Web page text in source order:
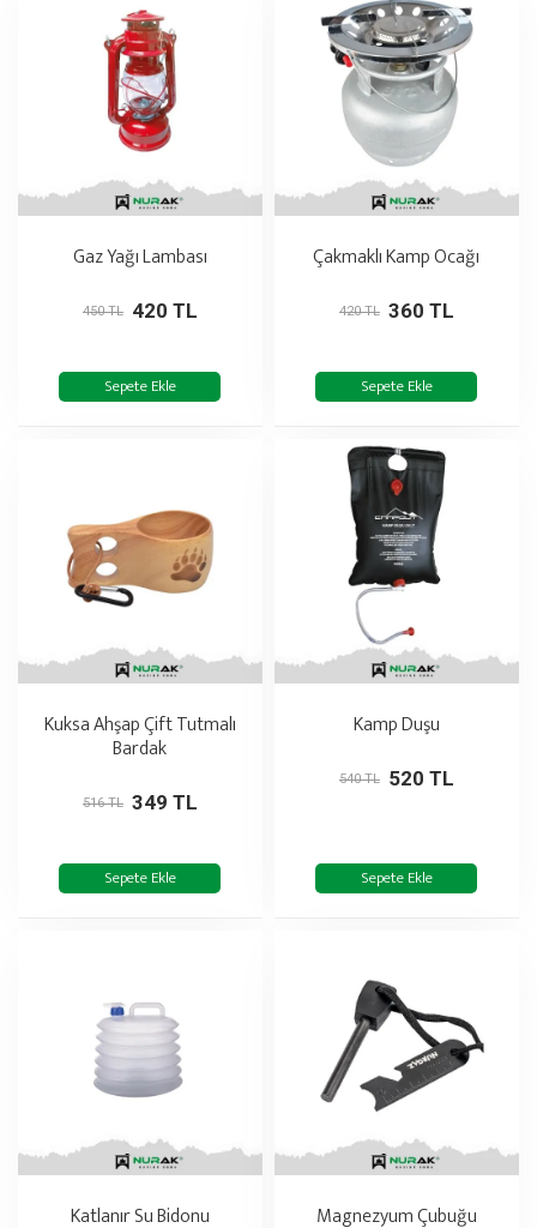
Gaz Yağı Lambası
420 TL
450 TL
Sepete Ekle
Çakmaklı Kamp Ocağı
360 TL
420 TL
Sepete Ekle
Kuksa Ahşap Çift Tutmalı
Bardak
349 TL
516 TL
Sepete Ekle
Kamp Duşu
520 TL
540 TL
Sepete Ekle
Katlanır Su Bidonu Magnezyum Çubuğu